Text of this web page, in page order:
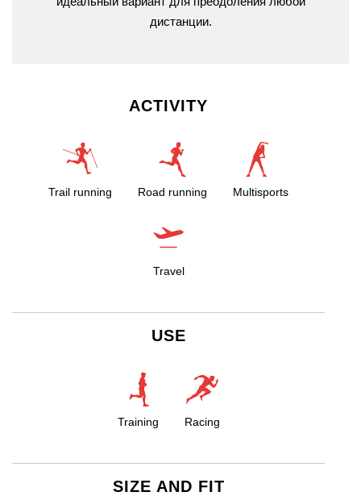
дистанции.
ACTIVITY
Trail running Road running Multisports
Travel
USE
Training Racing
SIZE AND FIT